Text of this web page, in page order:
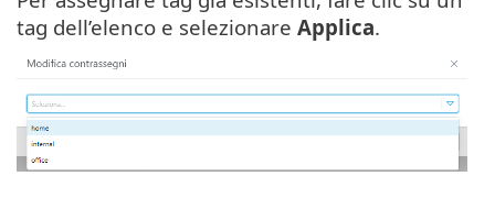
tag dell’elenco e selezionare Applica.